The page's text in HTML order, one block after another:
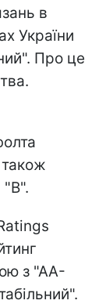
в
України
Про це
також
"В".
з "АА-